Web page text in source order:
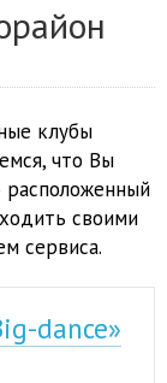
клубы
что Вы
расположенный
своими
сервиса.
dance»